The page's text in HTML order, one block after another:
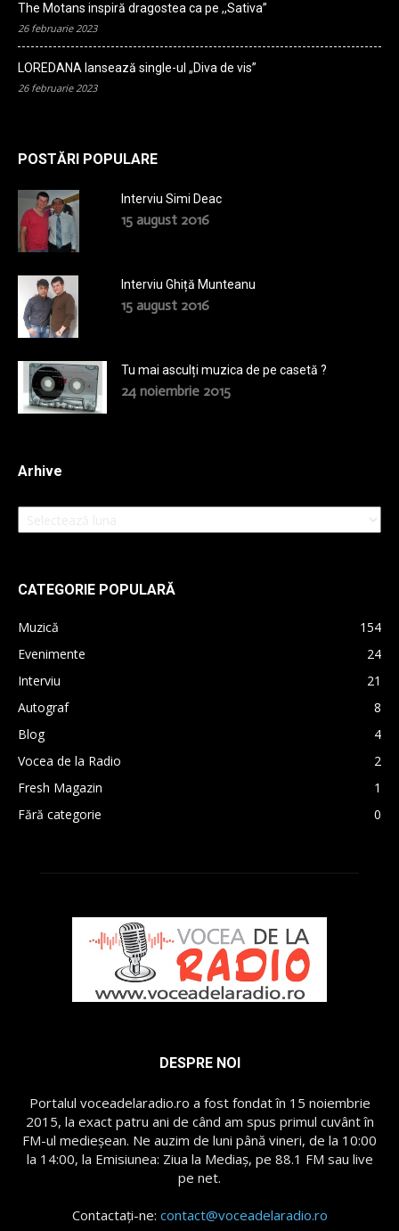
The Motans inspiră dragostea ca pe ,,Sativa”
26 februarie 2023
LOREDANA lansează single-ul „Diva de vis”
26 februarie 2023
POSTĂRI POPULARE
Interviu Simi Deac
15 august 2016
Interviu Ghiță Munteanu
15 august 2016
Tu mai asculți muzica de pe casetă ?
24 noiembrie 2015
Arhive
Arhive
CATEGORIE POPULARĂ
Muzică
154
Evenimente
24
Interviu
21
Autograf
8
Blog
4
Vocea de la Radio
2
Fresh Magazin
1
Fără categorie
0
DESPRE NOI
Portalul voceadelaradio.ro a fost fondat în 15 noiembrie
2015, la exact patru ani de când am spus primul cuvânt în
FM-ul medieșean. Ne auzim de luni până vineri, de la 10:00
la 14:00, la Emisiunea: Ziua la Mediaș, pe 88.1 FM sau live
pe net.
Contactați-ne: contact@voceadelaradio.ro